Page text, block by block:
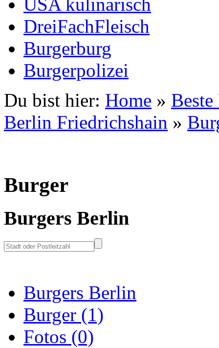
DreiFachFleisch
Burgerburg
Burgerpolizei
Du bist hier: Home »
Berlin Friedrichshain »
Burger
Burgers Berlin
Burgers Berlin
Burger (1)
Fotos (0)